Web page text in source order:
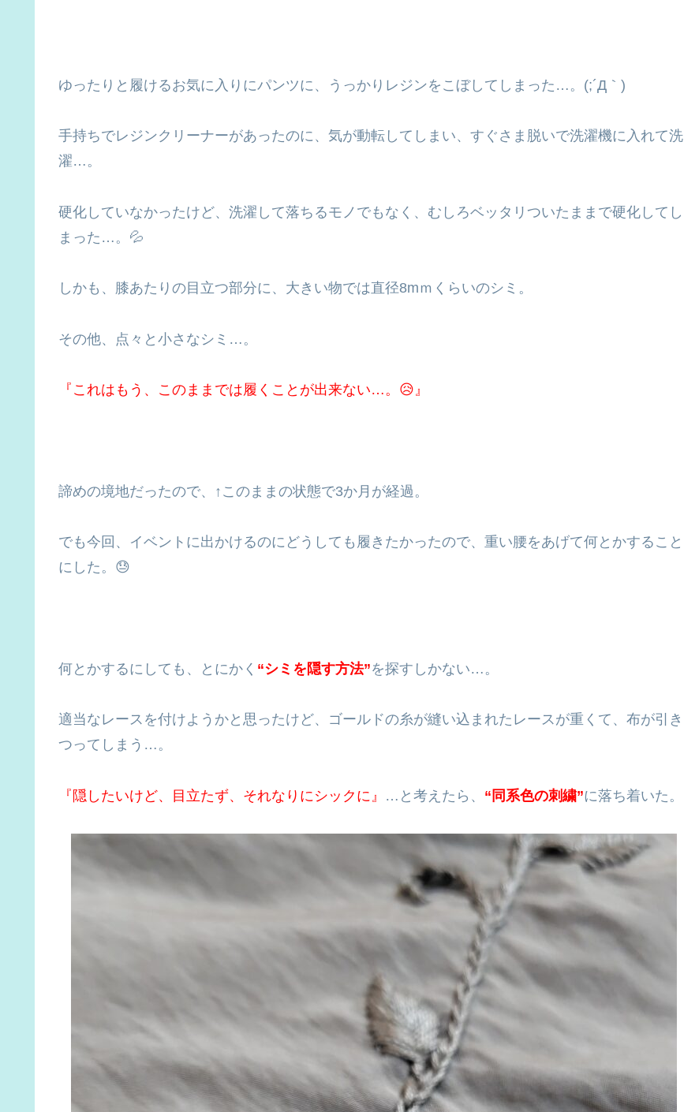
ゆったりと履けるお気に入りにパンツに、うっかりレジンをこぼしてしまった…。(;´Д｀)
手持ちでレジンクリーナーがあったのに、気が動転してしまい、すぐさま脱いで洗濯機に入れて洗
濯…。
硬化していなかったけど、洗濯して落ちるモノでもなく、むしろベッタリついたままで硬化してし
まった…。💦
しかも、膝あたりの目立つ部分に、大きい物では直径8mｍくらいのシミ。
その他、点々と小さなシミ…。
『これはもう、このままでは履くことが出来ない…。😥』
諦めの境地だったので、↑このままの状態で3か月が経過。
でも今回、イベントに出かけるのにどうしても履きたかったので、重い腰をあげて何とかすること
にした。😓
何とかするにしても、とにかく “シミを隠す方法”を探すしかない…。
適当なレースを付けようかと思ったけど、ゴールドの糸が縫い込まれたレースが重くて、布が引き
つってしまう…。
『隠したいけど、目立たず、それなりにシックに』 …と考えたら、 “同系色の刺繍”に落ち着いた。